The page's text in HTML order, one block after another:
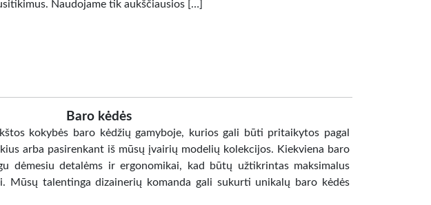
Naudojame tik aukščiausios […]
Baro kėdės
kokybės baro kėdžių gamyboje, kurios gali būti pritaikytos pagal
arba pasirenkant iš mūsų įvairių modelių kolekcijos. Kiekviena baro
dėmesiu detalėms ir ergonomikai, kad būtų užtikrintas maksimalus
Mūsų talentinga dizainerių komanda gali sukurti unikalų baro kėdės